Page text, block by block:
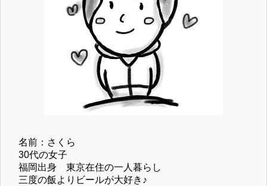
名前：さくら
30代の女子
福岡出身 東京在住の一人暮らし
三度の飯よりビールが大好き♪